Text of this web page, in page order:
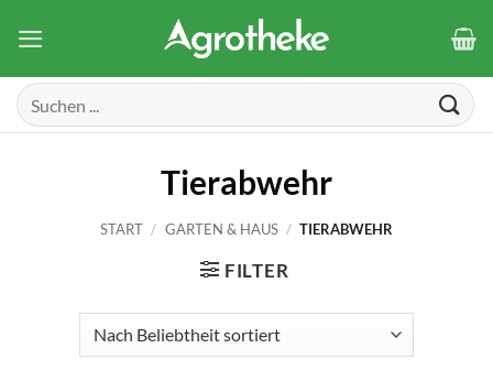
Inhalt
Suchen
nach:
Tierabwehr
START / GARTEN & HAUS / TIERABWEHR
FILTER